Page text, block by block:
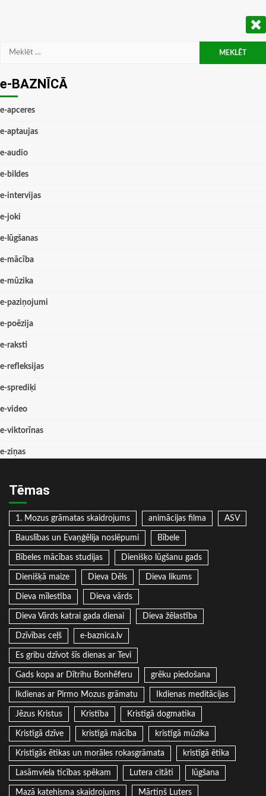
Meklēt:
e-BAZNĪCĀ
e-apceres
e-aptaujas
e-audio
e-bildes
e-intervijas
e-joki
e-lūgšanas
e-mācība
e-mūzika
e-paziņojumi
e-poēzija
e-raksti
e-refleksijas
e-sprediķi
e-video
e-viktorīnas
e-ziņas
Tēmas
1. Mozus grāmatas skaidrojums animācijas filma ASV
Bauslības un Evaņģēlija noslēpumi Bībele
Bībeles mācības studijas Dienišķo lūgšanu gads
Dienišķā maize Dieva Dēls Dieva likums
Dieva mīlestība Dieva vārds
Dieva Vārds katrai gada dienai Dieva žēlastība
Dzīvības ceļš e-baznica.lv
Es gribu dzīvot šīs dienas ar Tevi
Gads kopa ar Dītrihu Bonhēferu grēku piedošana
Ikdienas ar Pirmo Mozus grāmatu Ikdienas meditācijas
Jēzus Kristus Kristība Kristīgā dogmatika
Kristīgā dzīve kristīgā mācība kristīgā mūzika
Kristīgās ētikas un morāles rokasgrāmata kristīgā ētika
Lasāmviela ticības spēkam Lutera citāti lūgšana
Mazā katehisma skaidrojums Mārtiņš Luters